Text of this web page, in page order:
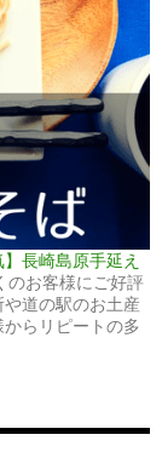
長崎島原手延え
のお客様にご好評
道の駅のお土産
らリピートの多